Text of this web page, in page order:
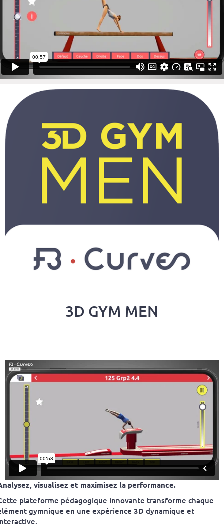
3D GYM MEN
visualisez et maximisez la performance.
plateforme pédagogique innovante transforme chaque
gymnique en une expérience 3D dynamique et